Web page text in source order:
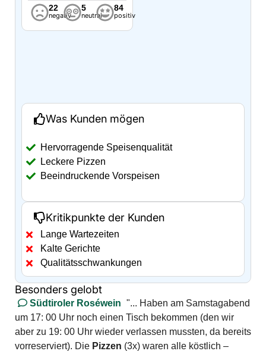
22
negativ
5
neutral
84
positiv
Was Kunden mögen
Hervorragende Speisenqualität
Leckere Pizzen
Beeindruckende Vorspeisen
Kritikpunkte der Kunden
Lange Wartezeiten
Kalte Gerichte
Qualitätsschwankungen
Besonders gelobt
Südtiroler Roséwein "... Haben am Samstagabend
um 17: 00 Uhr noch einen Tisch bekommen (den wir
aber zu 19: 00 Uhr wieder verlassen mussten, da bereits
vorreserviert). Die Pizzen (3x) waren alle köstlich –